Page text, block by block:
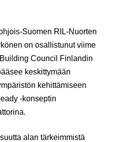
Suomen RIL-Nuorten
on osallistunut viime
Council Finlandin
keskittymään
kehittämiseen
-konseptin
alan tärkeimmistä